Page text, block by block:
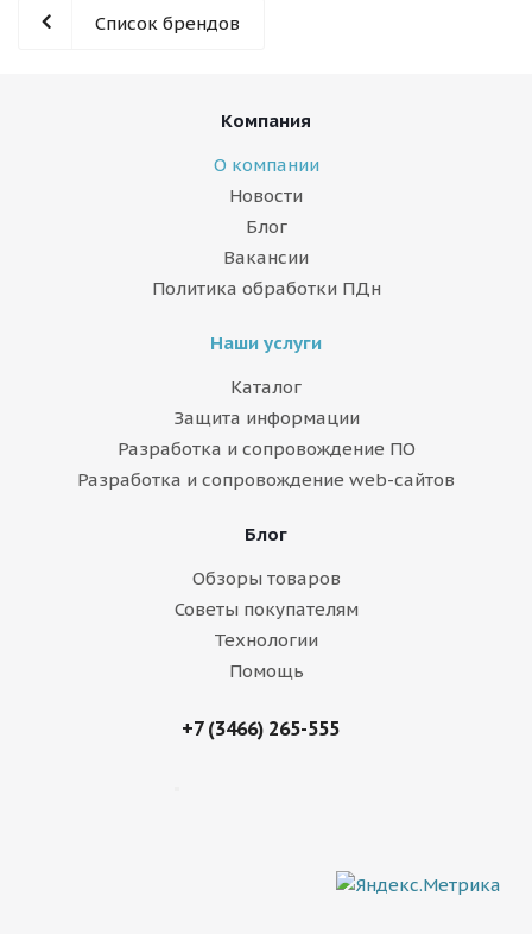
Список брендов
Компания
О компании
Новости
Блог
Вакансии
Политика обработки ПДн
Наши услуги
Каталог
Защита информации
Разработка и сопровождение ПО
Разработка и сопровождение web-сайтов
Блог
Обзоры товаров
Советы покупателям
Технологии
Помощь
+7 (3466) 265-555